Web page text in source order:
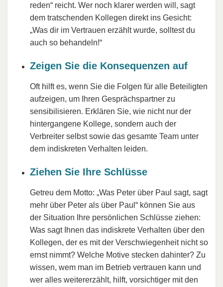
reden“ reicht. Wer noch klarer werden will, sagt
dem tratschenden Kollegen direkt ins Gesicht:
„Was dir im Vertrauen erzählt wurde, solltest du
auch so behandeln!“
Zeigen Sie die Konsequenzen auf
Oft hilft es, wenn Sie die Folgen für alle Beteiligten
aufzeigen, um Ihren Gesprächspartner zu
sensibilisieren. Erklären Sie, wie nicht nur der
hintergangene Kollege, sondern auch der
Verbreiter selbst sowie das gesamte Team unter
dem indiskreten Verhalten leiden.
Ziehen Sie Ihre Schlüsse
Getreu dem Motto: „Was Peter über Paul sagt, sagt
mehr über Peter als über Paul“ können Sie aus
der Situation Ihre persönlichen Schlüsse ziehen:
Was sagt Ihnen das indiskrete Verhalten über den
Kollegen, der es mit der Verschwiegenheit nicht so
ernst nimmt? Welche Motive stecken dahinter? Zu
wissen, wem man im Betrieb vertrauen kann und
wer alles weitererzählt, hilft, vorsichtiger mit den